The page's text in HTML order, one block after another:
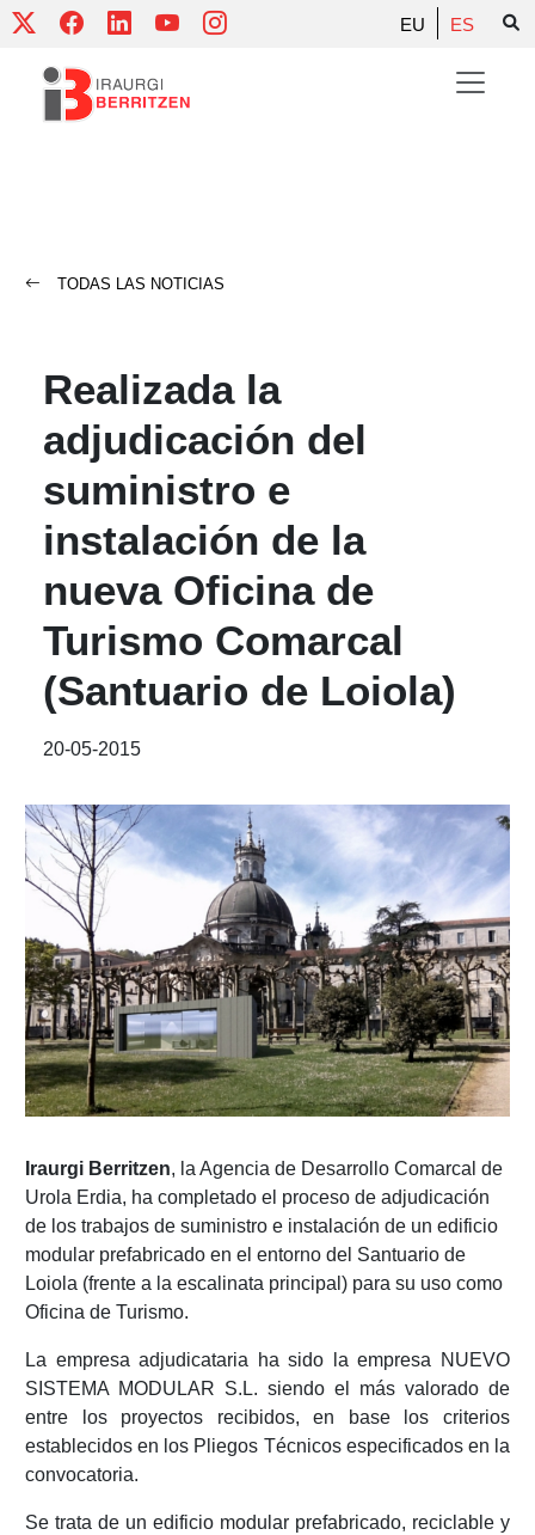
Skip
content
EU ES
TODAS LAS NOTICIAS
Realizada la
adjudicación del
suministro e
instalación de la
nueva Oficina de
Turismo Comarcal
(Santuario de Loiola)
20-05-2015
Iraurgi Berritzen, la Agencia de Desarrollo Comarcal de
Urola Erdia, ha completado el proceso de adjudicación
de los trabajos de suministro e instalación de un edificio
modular prefabricado en el entorno del Santuario de
Loiola (frente a la escalinata principal) para su uso como
Oficina de Turismo.
La empresa adjudicataria ha sido la empresa NUEVO
SISTEMA MODULAR S.L. siendo el más valorado de
entre los proyectos recibidos, en base los criterios
establecidos en los Pliegos Técnicos especificados en la
convocatoria.
Se trata de un edificio modular prefabricado, reciclable y